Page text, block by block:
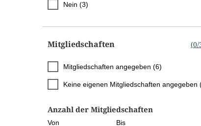
Nein (3)
Mitgliedschaften (0/
Mitgliedschaften angegeben (6)
Keine eigenen Mitgliedschaften angegeben
Anzahl der Mitgliedschaften
Von Bis